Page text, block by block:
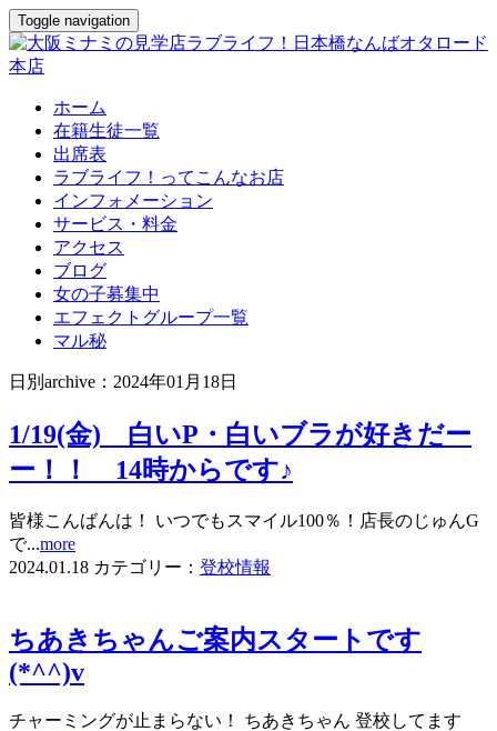
Toggle navigation
ホーム
在籍生徒一覧
出席表
ラブライフ！ってこんなお店
インフォメーション
サービス・料金
アクセス
ブログ
女の子募集中
エフェクトグループ一覧
マル秘
日別archive：2024年01月18日
1/19(金) 白いP・白いブラが好きだー
ー！！ 14時からです♪
皆様こんばんは！ いつでもスマイル100％！店長のじゅんG
で...more
2024.01.18 カテゴリー： 登校情報
ちあきちゃんご案内スタートです
(*^^)v
チャーミングが止まらない！ ちあきちゃん 登校してます